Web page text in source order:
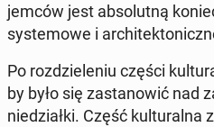
jem­ców jest ab­so­lut­ną
sys­te­mo­we i
Po roz­dzie­le­niu części
by było się za­sta­no­wić nad
nie­dział­ki. Część kul­tu­ral­na